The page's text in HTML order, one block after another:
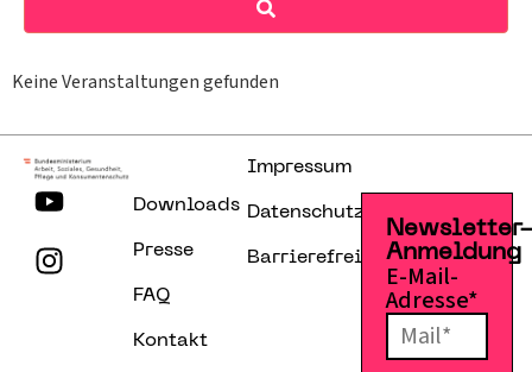
Keine Veranstaltungen gefunden
Downloads
Presse
FAQ
Kontakt
Impressum
Datenschutzerklärung
Barrierefreiheitserklärung
Anmeldung
E-Mail-
Adresse*